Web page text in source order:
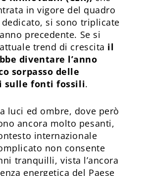
in vigore del quadro
si sono triplicate
precedente. Se si
trend di crescita il
diventare l’anno
sorpasso delle
sulle fonti fossili.
luci ed ombre, dove però
ancora molto pesanti,
internazionale
non consente
tranquilli, vista l’ancora
energetica del Paese